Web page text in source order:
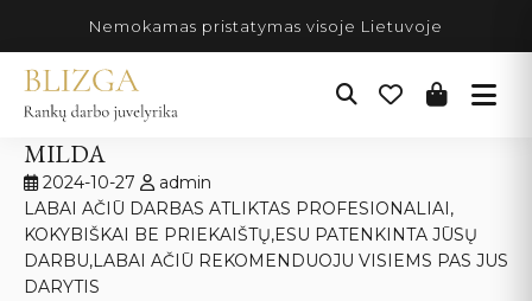
turinio
Nemokamas pristatymas visoje Lietuvoje
MILDA
2024-10-27
admin
LABAI AČIŪ DARBAS ATLIKTAS PROFESIONALIAI,
KOKYBIŠKAI BE PRIEKAIŠTŲ,ESU PATENKINTA JŪSŲ
DARBU,LABAI AČIŪ REKOMENDUOJU VISIEMS PAS JUS
DARYTIS